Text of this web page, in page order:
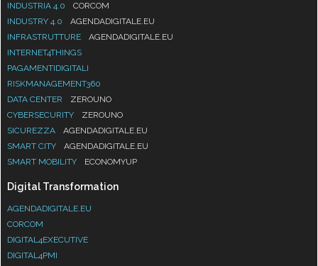
INDUSTRIA 4.0
CORCOM
INDUSTRY 4.0
AGENDADIGITALE.EU
INFRASTRUTTURE
AGENDADIGITALE.EU
INTERNET4THINGS
PAGAMENTIDIGITALI
RISKMANAGEMENT360
DATA CENTER
ZEROUNO
CYBERSECURITY
ZEROUNO
SICUREZZA
AGENDADIGITALE.EU
SMART CITY
AGENDADIGITALE.EU
SMART MOBILITY
ECONOMYUP
Digital Transformation
AGENDADIGITALE.EU
CORCOM
DIGITAL4EXECUTIVE
DIGITAL4PMI